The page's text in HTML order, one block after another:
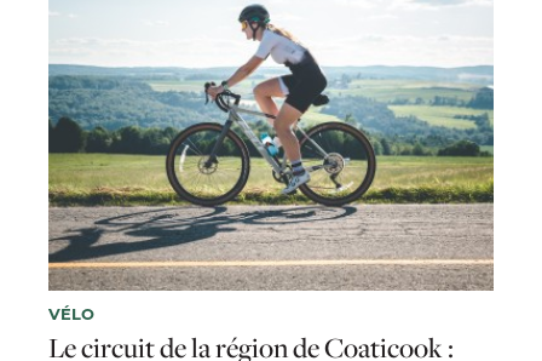
VÉLO
Le circuit de la région de Coaticook :